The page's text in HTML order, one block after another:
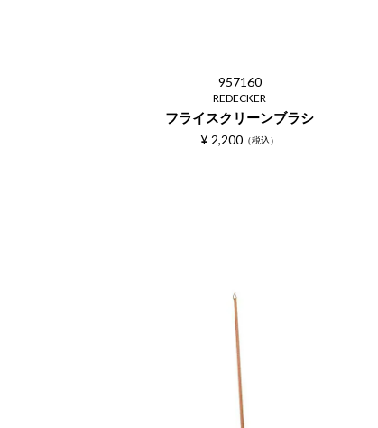
957160
REDECKER
フライスクリーンブラシ
¥ 2,200 税込